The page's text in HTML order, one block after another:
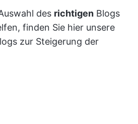
des richtigen Blogs
finden Sie hier unsere
zur Steigerung der